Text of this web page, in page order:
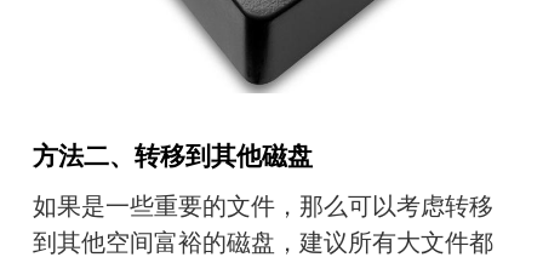
方法二、转移到其他磁盘
如果是一些重要的文件，那么可以考虑转移
到其他空间富裕的磁盘，建议所有大文件都